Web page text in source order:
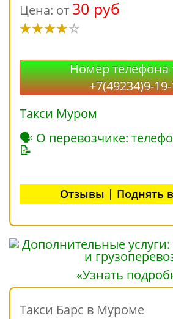
Цена: от 30 руб
Номер телефона
+7(49234)9-
Такси Муром
🗣 О перевозчике:
📝
Отзывы | Поднять в
«Узнать
Такси Барс в Муроме